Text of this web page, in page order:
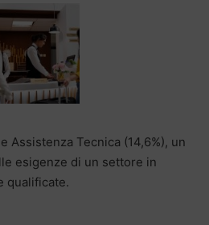
Assistenza Tecnica (14,6%), un
esigenze di un settore in
qualificate.